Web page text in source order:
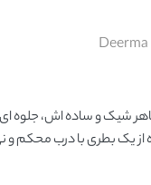
شیک و ساده اش، جلوه ای
یک بطری با درب محکم و